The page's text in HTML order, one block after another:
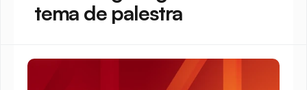
tema de palestra